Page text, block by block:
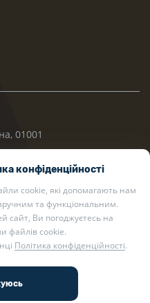
01001
захищено.
конфіденційності
cookie, які допомагають нам
та функціональним.
сайт, Ви погоджуєтесь на
файлів cookie.
Політика конфіденційності.